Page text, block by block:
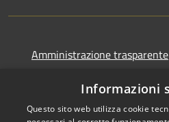
Amministrazione trasparente
Informazioni
Questo sito web utilizza cookie